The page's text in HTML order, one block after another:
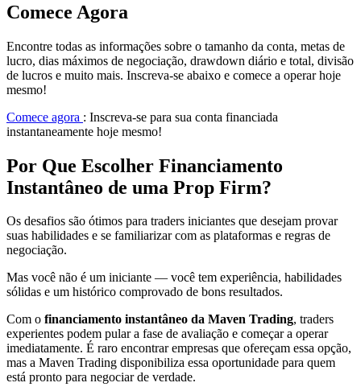
Comece Agora
Encontre todas as informações sobre o tamanho da conta, metas de
lucro, dias máximos de negociação, drawdown diário e total, divisão
de lucros e muito mais. Inscreva-se abaixo e comece a operar hoje
mesmo!
Comece agora : Inscreva-se para sua conta financiada
instantaneamente hoje mesmo!
Por Que Escolher Financiamento
Instantâneo de uma Prop Firm?
Os desafios são ótimos para traders iniciantes que desejam provar
suas habilidades e se familiarizar com as plataformas e regras de
negociação.
Mas você não é um iniciante — você tem experiência, habilidades
sólidas e um histórico comprovado de bons resultados.
Com o financiamento instantâneo da Maven Trading, traders
experientes podem pular a fase de avaliação e começar a operar
imediatamente. É raro encontrar empresas que ofereçam essa opção,
mas a Maven Trading disponibiliza essa oportunidade para quem
está pronto para negociar de verdade.